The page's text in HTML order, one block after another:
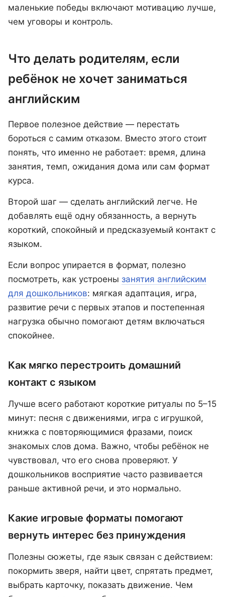
маленькие победы включают мотивацию лучше,
чем уговоры и контроль.
Что делать родителям, если
ребёнок не хочет заниматься
английским
Первое полезное действие — перестать
бороться с самим отказом. Вместо этого стоит
понять, что именно не работает: время, длина
занятия, темп, ожидания дома или сам формат
курса.
Второй шаг — сделать английский легче. Не
добавлять ещё одну обязанность, а вернуть
короткий, спокойный и предсказуемый контакт с
языком.
Если вопрос упирается в формат, полезно
посмотреть, как устроены занятия английским
для дошкольников: мягкая адаптация, игра,
развитие речи с первых этапов и постепенная
нагрузка обычно помогают детям включаться
спокойнее.
Как мягко перестроить домашний
контакт с языком
Лучше всего работают короткие ритуалы по 5–15
минут: песня с движениями, игра с игрушкой,
книжка с повторяющимися фразами, поиск
знакомых слов дома. Важно, чтобы ребёнок не
чувствовал, что его снова проверяют. У
дошкольников восприятие часто развивается
раньше активной речи, и это нормально.
Какие игровые форматы помогают
вернуть интерес без принуждения
Полезны сюжеты, где язык связан с действием:
покормить зверя, найти цвет, спрятать предмет,
выбрать карточку, показать движение. Чем